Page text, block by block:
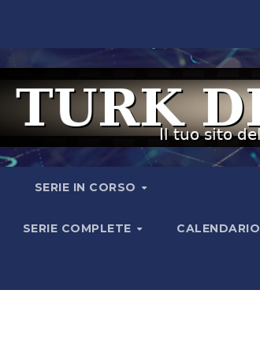
SERIE IN CORSO
SERIE COMPLETE CALENDARIO